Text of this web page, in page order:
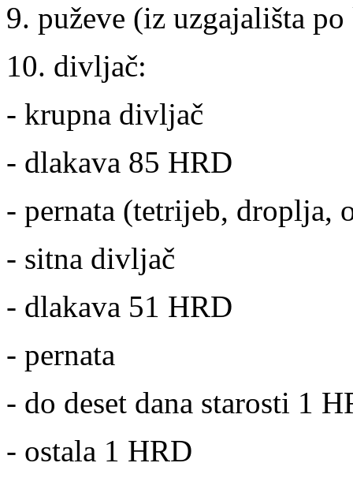
9. puževe (iz uzgajališta
10. divljač:
- krupna divljač
- dlakava 85 HRD
- pernata (tetrijeb, droplja,
- sitna divljač
- dlakava 51 HRD
- pernata
- do deset dana starosti 1
- ostala 1 HRD